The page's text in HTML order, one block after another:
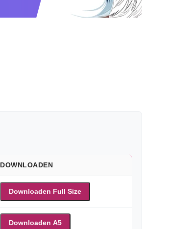
DOWNLOADEN
Downloaden Full Size
Downloaden A5